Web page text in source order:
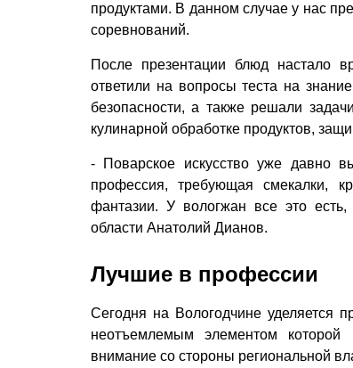
продуктами. В данном случае у нас
соревнований.
После презентации блюд настало
ответили на вопросы теста на
безопасности, а также решали
кулинарной обработке продуктов,
- Поварское искусство уже давно
профессия, требующая смекалки,
фантазии. У вологжан все это есть,
области Анатолий Дианов.
Лучшие в профессии
Сегодня на Вологодчине уделяется
неотъемлемым элементом
внимание со стороны региональной